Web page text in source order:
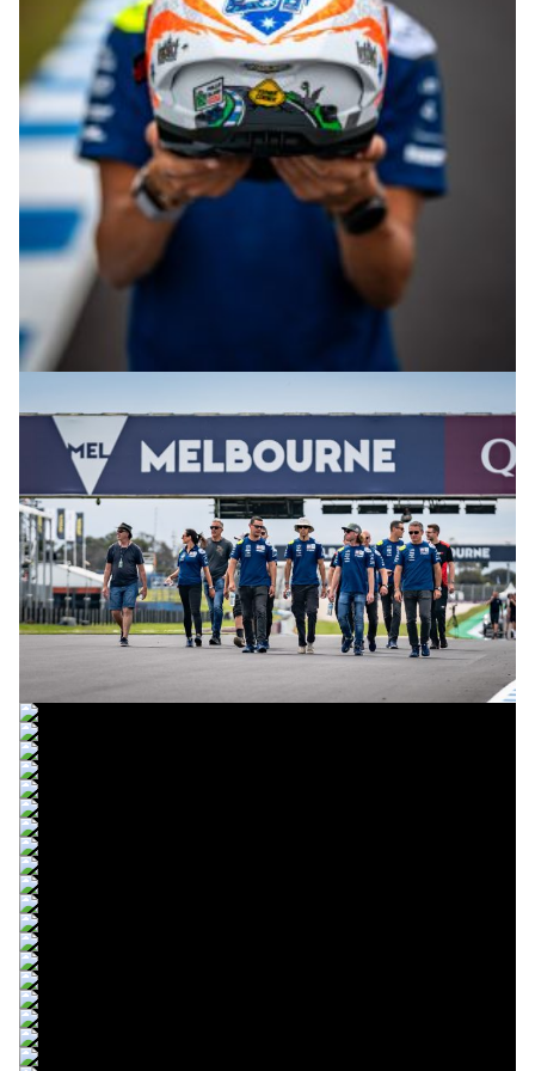
© R.Lekl
© R.Lekl
© R.Lekl
© R.Lekl
© R.Lekl
© R.Lekl
© R.Lekl
© R.Lekl
© R.Lekl
© R.Lekl
© R.Lekl
© R.Lekl
© R.Lekl
© R.Lekl
© R.Lekl
© R.Lekl
© R.Lekl
© R.Lekl